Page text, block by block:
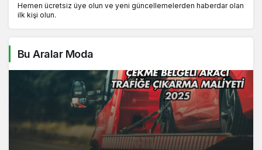
Hemen ücretsiz üye olun ve yeni güncellemelerden haberdar olan
ilk kişi olun.
Bu Aralar Moda